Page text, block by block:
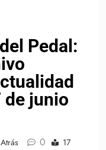
Pedal:
de junio
0
17